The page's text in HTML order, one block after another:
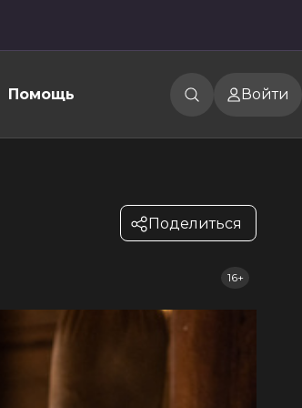
Помощь Войти
Поделиться
16+